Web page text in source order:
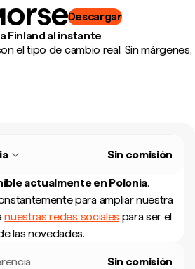
Descargar
Finland al instante
el tipo de cambio real. Sin márgenes,
Sin comisión
actualmente en Polonia.
para ampliar nuestra
nuestras redes sociales para ser el
las novedades.
Sin comisión